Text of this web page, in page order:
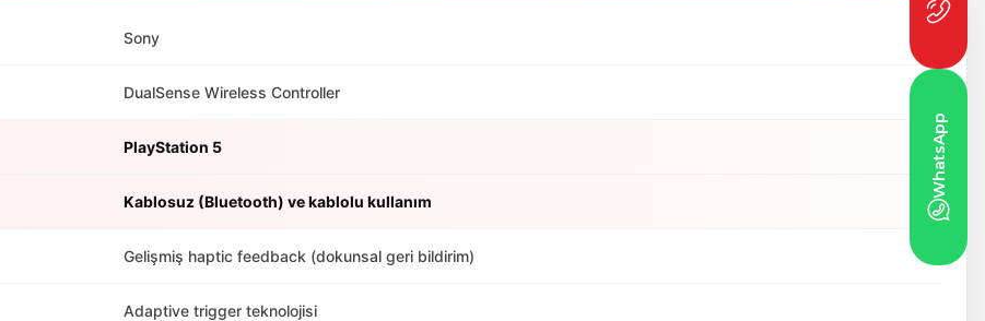
Sony
DualSense Wireless Controller
PlayStation 5
Kablosuz (Bluetooth) ve kablolu kullanım
Gelişmiş haptic feedback (dokunsal geri bildirim)
Adaptive trigger teknolojisi
WhatsApp